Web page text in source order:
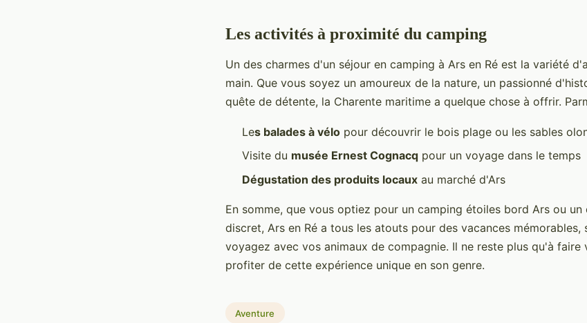
Les activités à proximité du camping
Un des charmes d'un séjour en camping à Ars en Ré est la variété
main. Que vous soyez un amoureux de la nature, un passionné
quête de détente, la Charente maritime a quelque chose à offrir.
Les balades à vélo pour découvrir le bois plage ou les sables
Visite du musée Ernest Cognacq pour un voyage dans le temps
Dégustation des produits locaux au marché d'Ars
En somme, que vous optiez pour un camping étoiles bord Ars ou un
discret, Ars en Ré a tous les atouts pour des vacances mémorables,
voyagez avec vos animaux de compagnie. Il ne reste plus qu'à faire
profiter de cette expérience unique en son genre.
Aventure